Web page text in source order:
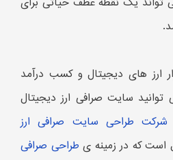
ارز های دیجیتال و کسب درآمد
توانید سایت صرافی ارز دیجیتال
شرکت طراحی سایت صرافی ارز
است که در زمینه ی طراحی صرافی